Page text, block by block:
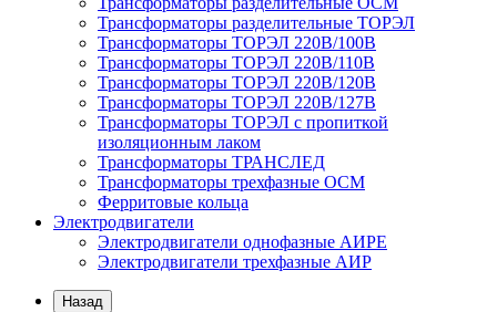
Трансформаторы разделительные ТОРЭЛ
Трансформаторы ТОРЭЛ 220В/100В
Трансформаторы ТОРЭЛ 220В/110В
Трансформаторы ТОРЭЛ 220В/120В
Трансформаторы ТОРЭЛ 220В/127В
Трансформаторы ТОРЭЛ с пропиткой
изоляционным лаком
Трансформаторы ТРАНСЛЕД
Трансформаторы трехфазные ОСМ
Ферритовые кольца
Электродвигатели
Электродвигатели однофазные АИРЕ
Электродвигатели трехфазные АИР
Назад